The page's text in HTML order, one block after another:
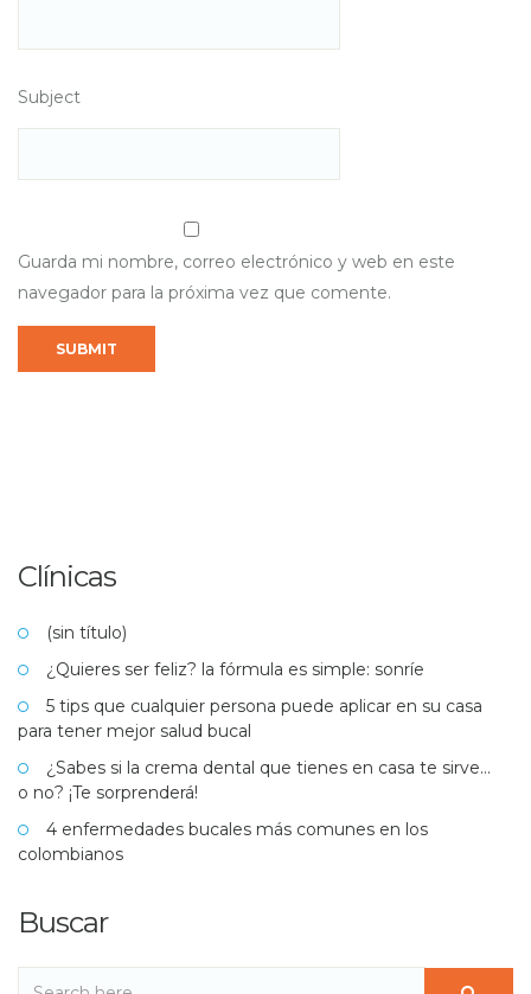
Subject
Guarda mi nombre, correo electrónico y web en este
navegador para la próxima vez que comente.
Clínicas
(sin título)
¿Quieres ser feliz? la fórmula es simple: sonríe
5 tips que cualquier persona puede aplicar en su casa
para tener mejor salud bucal
¿Sabes si la crema dental que tienes en casa te sirve…
o no? ¡Te sorprenderá!
4 enfermedades bucales más comunes en los
colombianos
Buscar